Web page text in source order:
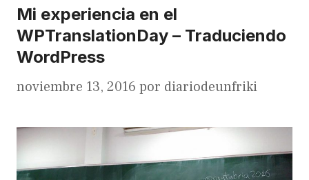
Mi experiencia en el
WPTranslationDay – Traduciendo
WordPress
noviembre 13, 2016 por diariodeunfriki